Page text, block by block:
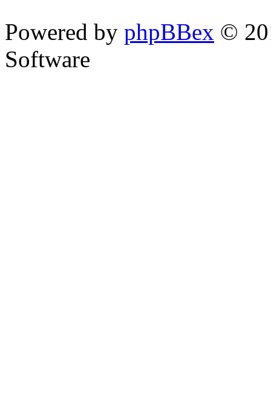
Powered by phpBBex ©
Software